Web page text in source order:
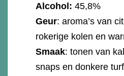
Alcohol: 45,8%
Geur: aroma’s van
rokerige kolen en
Smaak: tonen van
snaps en donkere